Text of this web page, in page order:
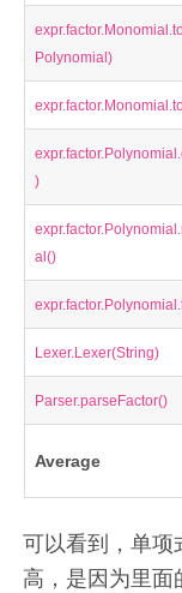
Polynomial)
)
al()
Lexer.Lexer(String)
Parser.parseFactor()
Average
可以看到，单
高，是因为里面